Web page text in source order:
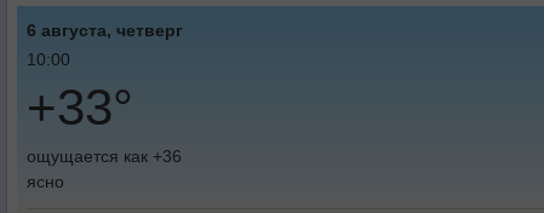
6 августа, четверг
10:00
+33°
ощущается как +36
ясно